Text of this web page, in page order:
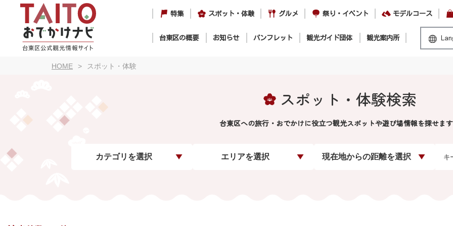
特集 スポット・体験 グルメ 祭り・イベント モデルコース
台東区の概要 お知らせ パンフレット 観光ガイド団体 観光案内所
HOME スポット・体験
スポット・体験検索
台東区への旅行・おでかけに役立つ観光スポットや遊び場情報を探せま
カテゴリを選択 エリアを選択 現在地からの距離を選択